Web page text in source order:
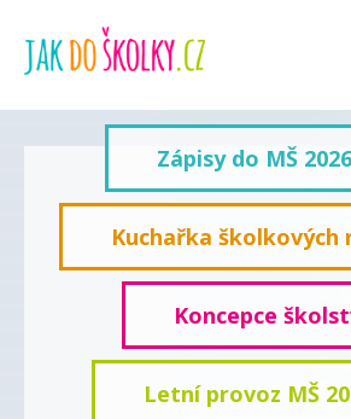
Zápisy do MŠ
Kuchařka školkových
Koncepce
Letní provoz MŠ